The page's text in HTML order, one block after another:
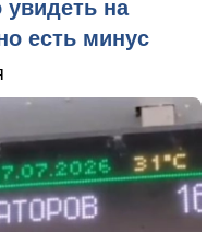
на
есть минус